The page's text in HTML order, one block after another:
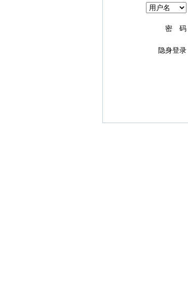
密 码
隐身登录